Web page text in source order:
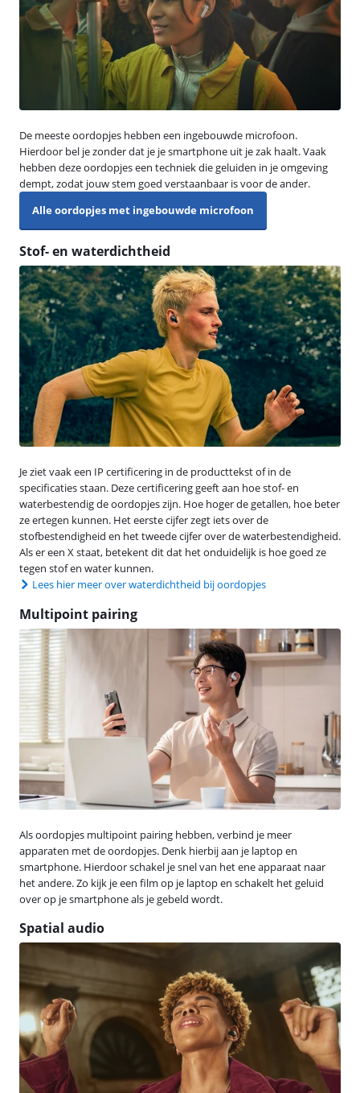
De meeste oordopjes hebben een ingebouwde microfoon.
Hierdoor bel je zonder dat je je smartphone uit je zak haalt. Vaak
hebben deze oordopjes een techniek die geluiden in je omgeving
dempt, zodat jouw stem goed verstaanbaar is voor de ander.
Alle oordopjes met ingebouwde microfoon
Stof- en waterdichtheid
Je ziet vaak een IP certificering in de producttekst of in de
specificaties staan. Deze certificering geeft aan hoe stof- en
waterbestendig de oordopjes zijn. Hoe hoger de getallen, hoe beter
ze ertegen kunnen. Het eerste cijfer zegt iets over de
stofbestendigheid en het tweede cijfer over de waterbestendigheid.
Als er een X staat, betekent dit dat het onduidelijk is hoe goed ze
tegen stof en water kunnen.
Lees hier meer over waterdichtheid bij oordopjes
Multipoint pairing
Als oordopjes multipoint pairing hebben, verbind je meer
apparaten met de oordopjes. Denk hierbij aan je laptop en
smartphone. Hierdoor schakel je snel van het ene apparaat naar
het andere. Zo kijk je een film op je laptop en schakelt het geluid
over op je smartphone als je gebeld wordt.
Spatial audio